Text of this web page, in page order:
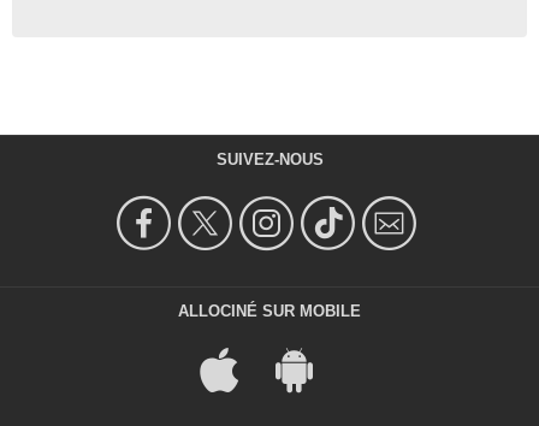
SUIVEZ-NOUS
ALLOCINÉ SUR MOBILE